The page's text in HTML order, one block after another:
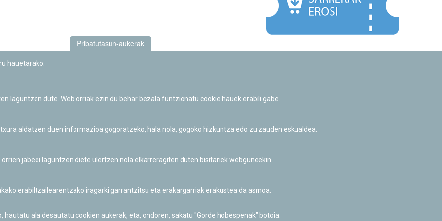
Informazio publikoa eskatzeko baimena
Pribatutasun-aukerak
hauetarako:
laguntzen dute. Web orriak ezin du behar bezala funtzionatu cookie hauek erabili gabe.
aldatzen duen informazioa gogoratzeko, hala nola, gogoko hizkuntza edo zu zauden eskualdea.
jabeei laguntzen diete ulertzen nola elkarreragiten duten bisitariek webguneekin.
erabiltzailearentzako iragarki garrantzitsu eta erakargarriak erakustea da asmoa.
ala desautatu cookien aukerak, eta, ondoren, sakatu "Gorde hobespenak" botoia.